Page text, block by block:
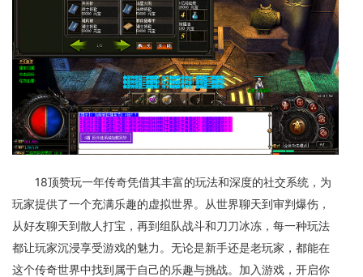
18顶赞玩一年传奇凭借其丰富的玩法和深度的社交系统，为
玩家提供了一个充满乐趣的虚拟世界。从世界聊天到审判爆伤，
从好友聊天到散人打宝，再到组队战斗和刀刀冰冻，每一种玩法
都让玩家沉浸享受游戏的魅力。无论是新手还是老玩家，都能在
这个传奇世界中找到属于自己的乐趣与挑战。加入游戏，开启你